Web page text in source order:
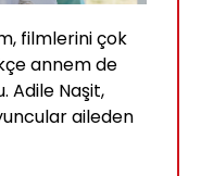
filmlerini çok
annem de
Adile Naşit,
aileden